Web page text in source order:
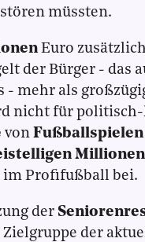
müssten.
Euro
der Bürger - das
- mehr als
nicht für
von Fußballspielen
im Profifußball bei.
der
der